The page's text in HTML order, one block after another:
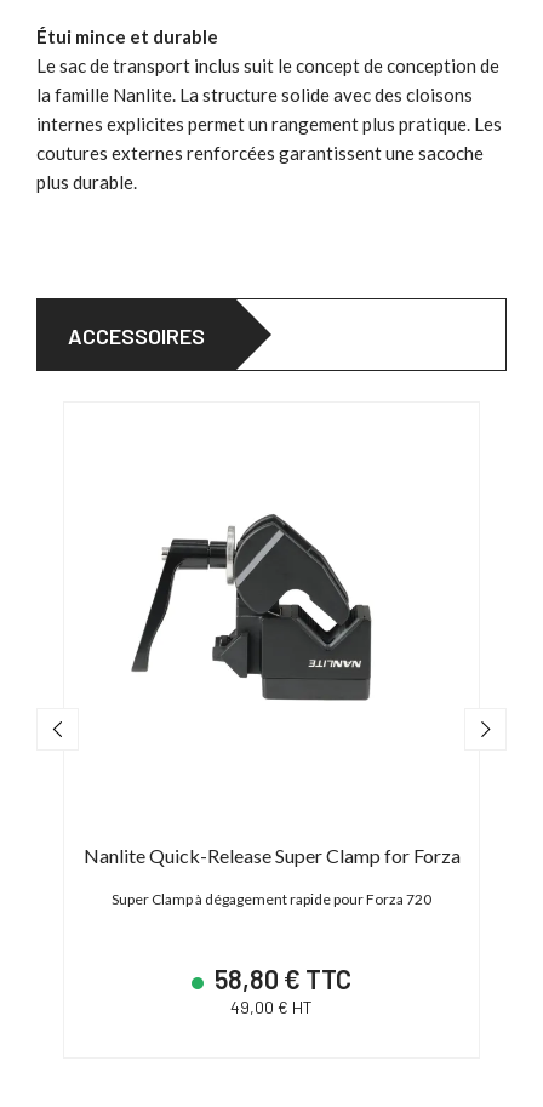
Étui mince et durable
Le sac de transport inclus suit le concept de conception de
la famille Nanlite. La structure solide avec des cloisons
internes explicites permet un rangement plus pratique. Les
coutures externes renforcées garantissent une sacoche
plus durable.
ACCESSOIRES
Nanlite Quick-Release Super Clamp for Forza
Super Clamp à dégagement rapide pour Forza 720
58,80 € TTC
49,00 € HT